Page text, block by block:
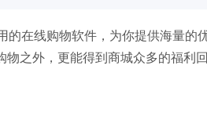
的在线购物软件，为你提供海量的
之外，更能得到商城众多的福利